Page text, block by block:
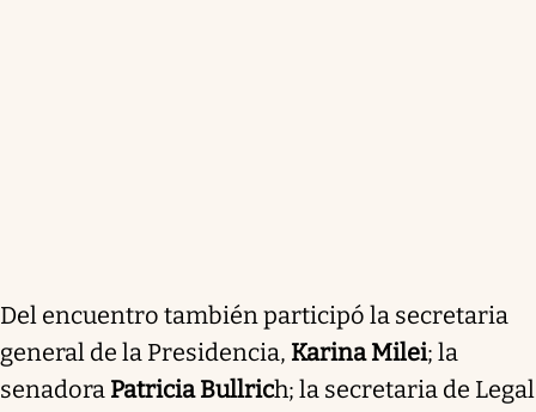
Del encuentro también participó la secretaria
general de la Presidencia, Karina Milei; la
senadora Patricia Bullrich; la secretaria de Legal